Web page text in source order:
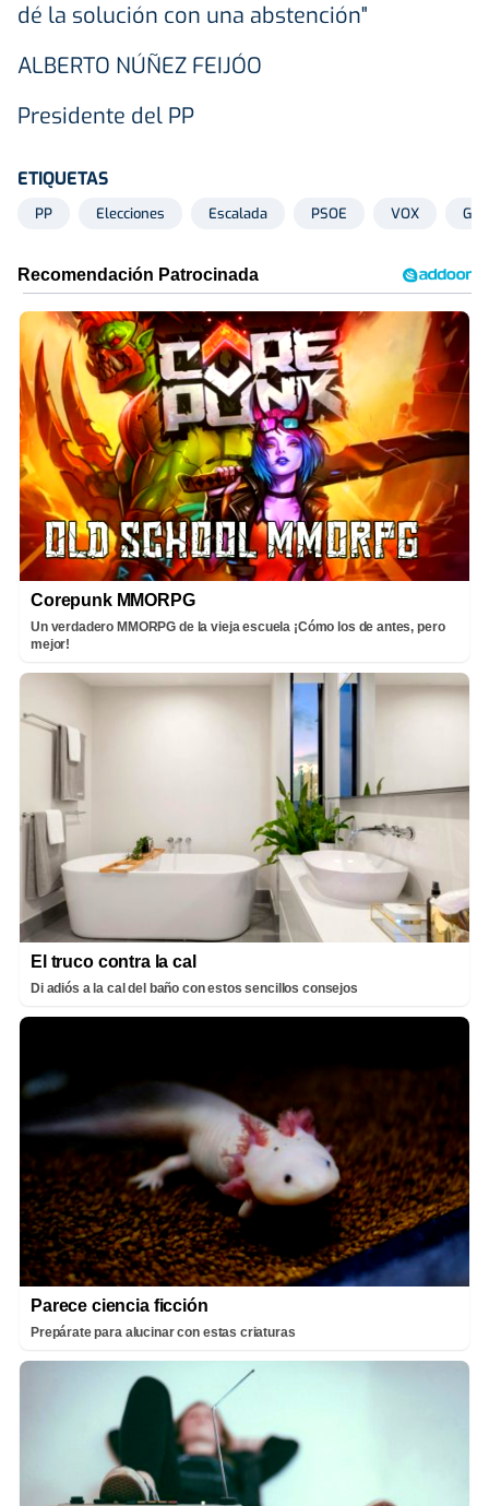
dé la solución con una abstención"
ALBERTO NÚÑEZ FEIJÓO
Presidente del PP
ETIQUETAS
PP Elecciones Escalada PSOE VOX
Corepunk MMORPG
Un verdadero MMORPG de la vieja escuela ¡Cómo los de antes, pero
mejor!
El truco contra la cal
Di adiós a la cal del baño con estos sencillos consejos
Parece ciencia ficción
Prepárate para alucinar con estas criaturas